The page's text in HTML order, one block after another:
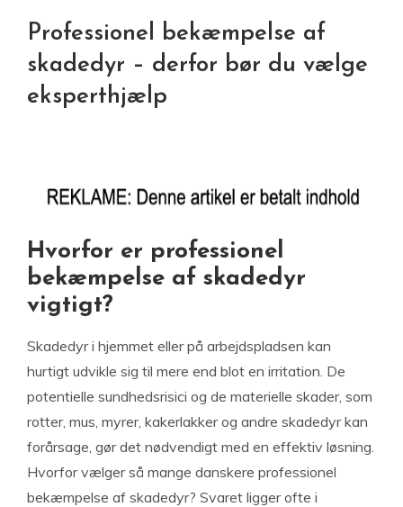
Professionel bekæmpelse af
skadedyr – derfor bør du vælge
eksperthjælp
Hvorfor er professionel
bekæmpelse af skadedyr
vigtigt?
Skadedyr i hjemmet eller på arbejdspladsen kan
hurtigt udvikle sig til mere end blot en irritation. De
potentielle sundhedsrisici og de materielle skader, som
rotter, mus, myrer, kakerlakker og andre skadedyr kan
forårsage, gør det nødvendigt med en effektiv løsning.
Hvorfor vælger så mange danskere professionel
bekæmpelse af skadedyr? Svaret ligger ofte i